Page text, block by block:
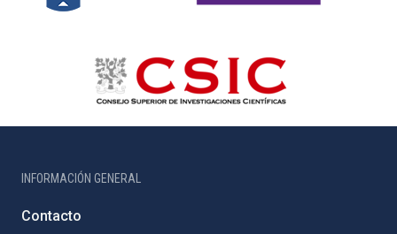
INFORMACIÓN GENERAL
Contacto